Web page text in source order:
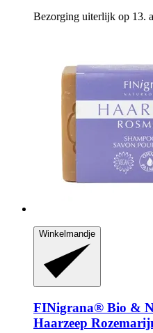
Bezorging uiterlijk op 13.
Winkelmandje
FINigrana® Bio &
Haarzeep